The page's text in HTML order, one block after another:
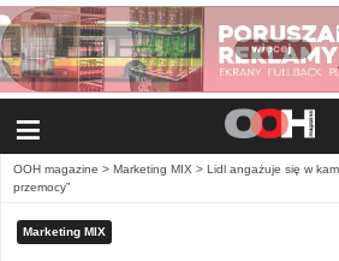
≡
OOH magazine > Marketing MIX > Lidl angażuje się w
przemocy”
Marketing MIX